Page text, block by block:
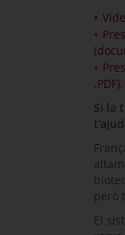
.PDF).
Si la
però
El